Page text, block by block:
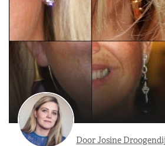
Door Josine